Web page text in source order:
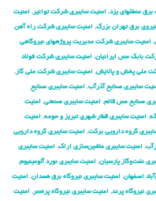
منطقهای یزد, امنیت سایبری شركت توانیر , امنیت
برق تهران بزرگ, امنیت سایبری شركت راه آهن
, امنیت سایبری شركت مدیریت پروژههای نیروگاهی
بابک مس ایرانیان, امنیت سایبری شرکت فولاد
ملی پخش و پالایش, امنیت سایبری شرکت ملی گاز ,
سایبری صنایع آذرآب, امنیت سایبری صنایع
صنایع مس قائم, امنیت سایبری صنعتی, امنیت
, امنیت سایبری قطار شهری تبریز و حومه, امنیت
گروه دارویی برکت, امنیت سایبری گروه دارویی
, امنیت سایبری ماشین‌سازی اراک, امنیت سایبری
نفت‌وگاز پارسیان, امنیت سایبری نورد آلومینیوم,
اصفهان, امنیت سایبری نیروگاه برق همدان, امنیت
نیروگاه پرند, امنیت سایبری نیروگاه پره‌سر , امنیت